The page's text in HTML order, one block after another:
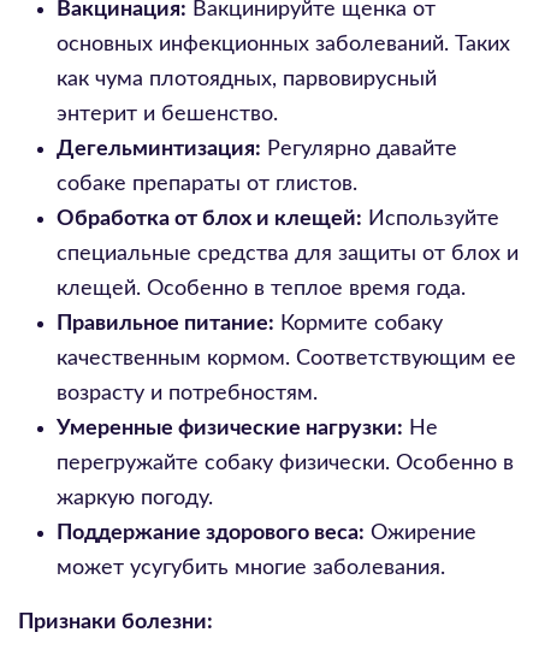
Вакцинация: Вакцинируйте щенка от
основных инфекционных заболеваний. Таких
как чума плотоядных, парвовирусный
энтерит и бешенство.
Дегельминтизация: Регулярно давайте
собаке препараты от глистов.
Обработка от блох и клещей: Используйте
специальные средства для защиты от блох и
клещей. Особенно в теплое время года.
Правильное питание: Кормите собаку
качественным кормом. Соответствующим ее
возрасту и потребностям.
Умеренные физические нагрузки: Не
перегружайте собаку физически. Особенно в
жаркую погоду.
Поддержание здорового веса: Ожирение
может усугубить многие заболевания.
Признаки болезни: